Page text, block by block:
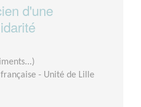
d'une
- Unité de Lille